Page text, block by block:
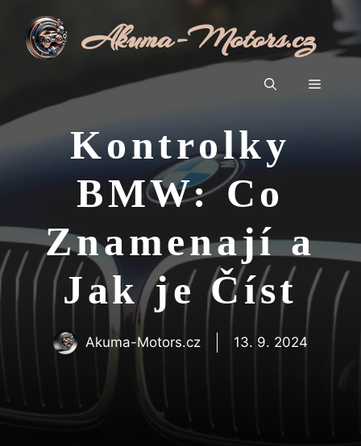
obsah
Akuma-Motors.cz
Menu
Kontrolky
BMW: Co
Znamenají a
Jak je Číst
Akuma-Motors.cz 13. 9. 2024